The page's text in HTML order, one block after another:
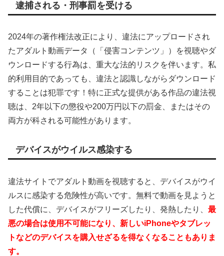
逮捕される・刑事罰を受ける
2024年の著作権法改正により、違法にアップロードされ
たアダルト動画データ（「侵害コンテンツ」）を視聴やダ
ウンロードする行為は、重大な法的リスクを伴います。私
的利用目的であっても、違法と認識しながらダウンロード
することは犯罪です！特に正式な提供がある作品の違法視
聴は、2年以下の懲役や200万円以下の罰金、またはその
両方が科される可能性があります。
デバイスがウイルス感染する
違法サイトでアダルト動画を視聴すると、デバイスがウイ
ルスに感染する危険性が高いです。無料で動画を見ようと
した代償に、デバイスがフリーズしたり、発熱したり、 最
悪の場合は使用不可能になり、新しいiPhoneやタブレッ
トなどのデバイスを購入せざるを得なくなることもありま
す。